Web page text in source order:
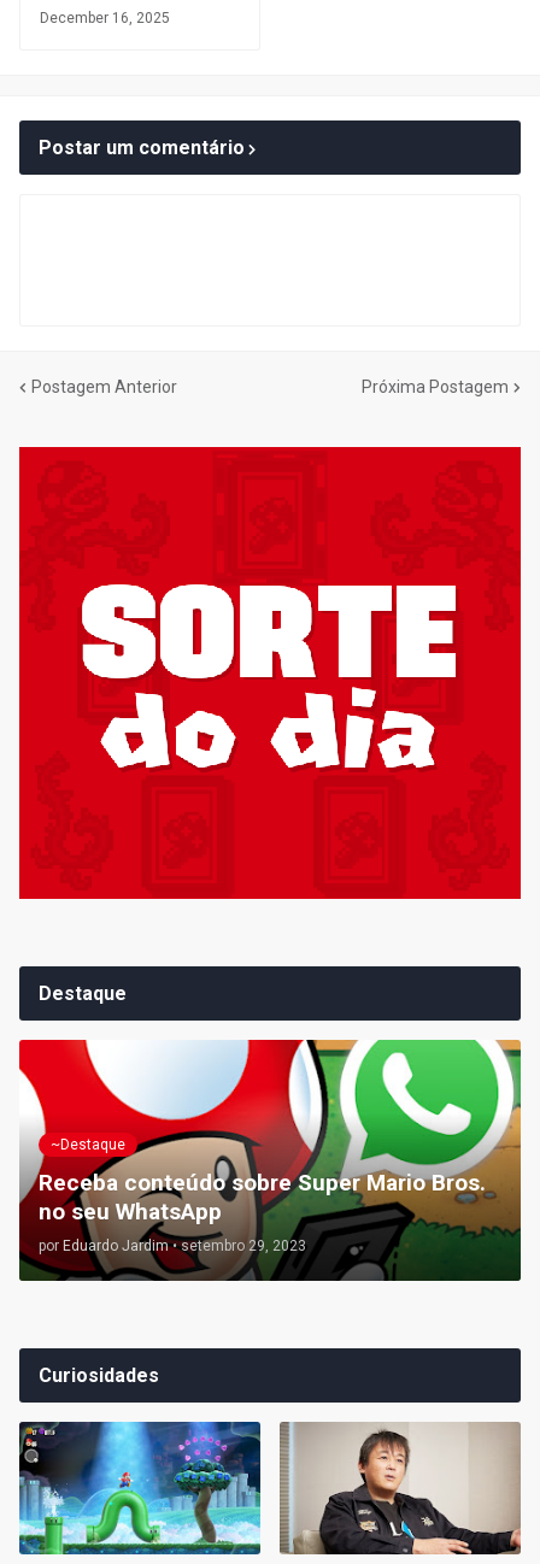
December 16, 2025
Postar um comentário
Postagem Anterior Próxima Postagem
Destaque
~Destaque
Receba conteúdo sobre Super Mario Bros.
no seu WhatsApp
por Eduardo Jardim • setembro 29, 2023
Curiosidades